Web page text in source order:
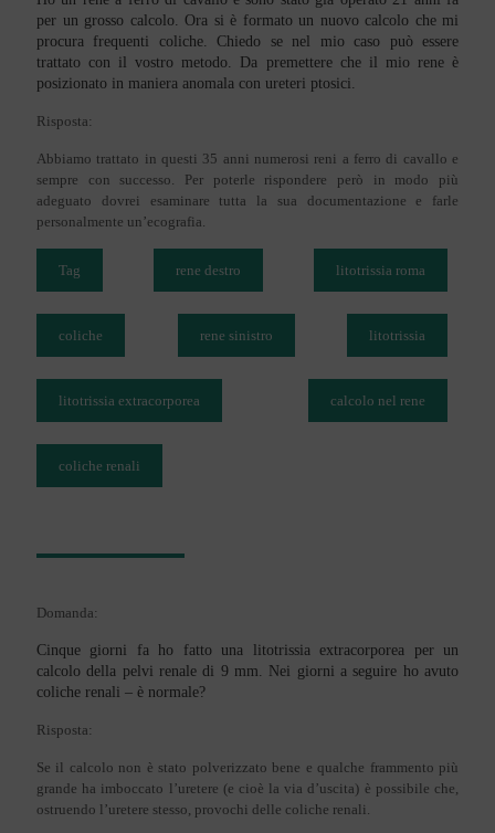
per un grosso calcolo. Ora si è formato un nuovo calcolo che mi
procura frequenti coliche. Chiedo se nel mio caso può essere
trattato con il vostro metodo. Da premettere che il mio rene è
posizionato in maniera anomala con ureteri ptosici.
Risposta:
Abbiamo trattato in questi 35 anni numerosi reni a ferro di cavallo e
sempre con successo. Per poterle rispondere però in modo più
adeguato dovrei esaminare tutta la sua documentazione e farle
personalmente un’ecografia.
Tag rene destro litotrissia roma
coliche rene sinistro litotrissia
litotrissia extracorporea calcolo nel rene
coliche renali
Domanda:
Cinque giorni fa ho fatto una litotrissia extracorporea per un
calcolo della pelvi renale di 9 mm. Nei giorni a seguire ho avuto
coliche renali – è normale?
Risposta:
Se il calcolo non è stato polverizzato bene e qualche frammento più
grande ha imboccato l’uretere (e cioè la via d’uscita) è possibile che,
ostruendo l’uretere stesso, provochi delle coliche renali.